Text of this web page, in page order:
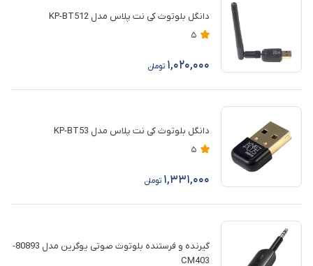
دانگل بلوتوث کی نت پلاس مدل KP-BT512
5
1,020,000 تومان
دانگل بلوتوث کی نت پلاس مدل KP-BT53
5
1,331,000 تومان
گیرنده و فرستنده بلوتوث صوتی یوگرین مدل 80893-
CM403